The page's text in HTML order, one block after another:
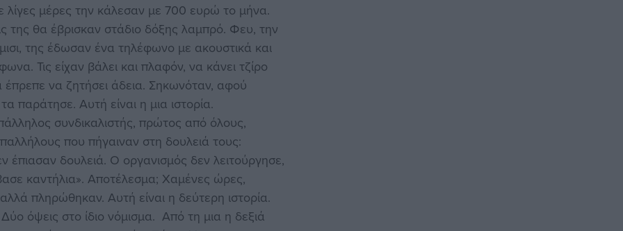
λίγες μέρες την κάλεσαν με 700 ευρώ το μήνα.
της θα έβρισκαν στάδιο δόξης λαμπρό. Φευ, την
της έδωσαν ένα τηλέφωνο με ακουστικά και
Τις είχαν βάλει και πλαφόν, να κάνει τζίρο
να ζητήσει άδεια. Σηκωνόταν, αφού
παράτησε. Αυτή είναι η μια ιστορία.
συνδικαλιστής, πρώτος από όλους,
που πήγαιναν στη δουλειά τους:
δουλειά. Ο οργανισμός δεν λειτούργησε,
καντήλια». Αποτέλεσμα; Χαμένες ώρες,
πληρώθηκαν. Αυτή είναι η δεύτερη ιστορία.
όψεις στο ίδιο νόμισμα. Από τη μια η δεξιά